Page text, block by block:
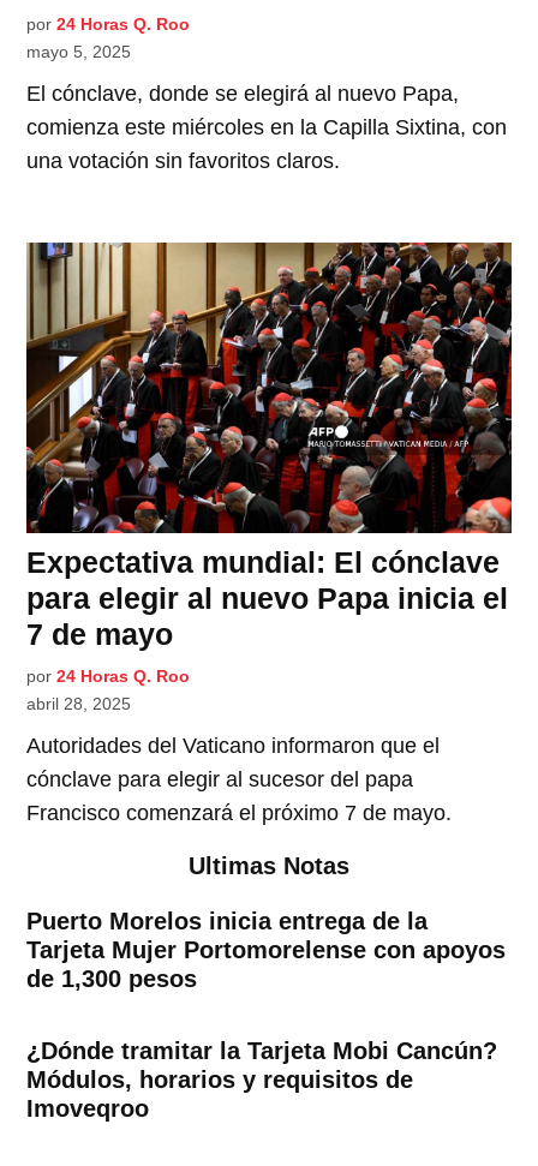
por 24 Horas Q. Roo
mayo 5, 2025
El cónclave, donde se elegirá al nuevo Papa,
comienza este miércoles en la Capilla Sixtina, con
una votación sin favoritos claros.
Expectativa mundial: El cónclave
para elegir al nuevo Papa inicia el
7 de mayo
por 24 Horas Q. Roo
abril 28, 2025
Autoridades del Vaticano informaron que el
cónclave para elegir al sucesor del papa
Francisco comenzará el próximo 7 de mayo.
Ultimas Notas
Puerto Morelos inicia entrega de la
Tarjeta Mujer Portomorelense con apoyos
de 1,300 pesos
¿Dónde tramitar la Tarjeta Mobi Cancún?
Módulos, horarios y requisitos de
Imoveqroo